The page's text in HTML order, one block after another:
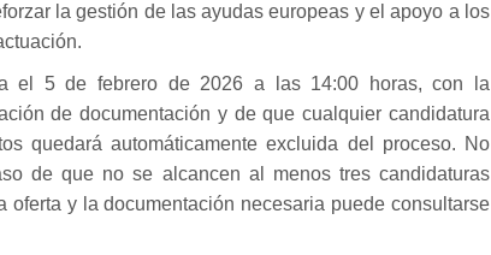
la gestión de las ayudas europeas y el apoyo a los
el 5 de febrero de 2026 a las 14:00 horas, con la
de documentación y de que cualquier candidatura
quedará automáticamente excluida del proceso. No
de que no se alcancen al menos tres candidaturas
y la documentación necesaria puede consultarse